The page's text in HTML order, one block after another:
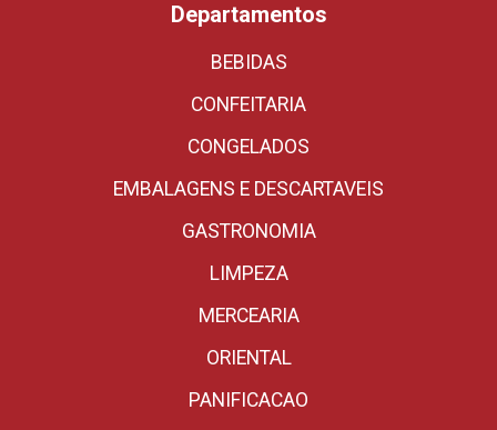
Departamentos
BEBIDAS
CONFEITARIA
CONGELADOS
EMBALAGENS E DESCARTAVEIS
GASTRONOMIA
LIMPEZA
MERCEARIA
ORIENTAL
PANIFICACAO